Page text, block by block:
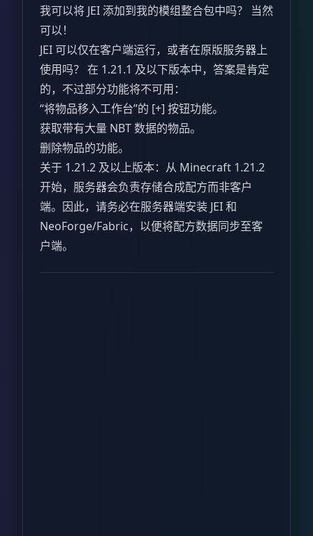
我可以将 JEI 添加到我的模组整合包中吗？ 当然
可以！
JEI 可以仅在客户端运行，或者在原版服务器上
使用吗？ 在 1.21.1 及以下版本中，答案是肯定
的，不过部分功能将不可用：
“将物品移入工作台”的 [+] 按钮功能。
获取带有大量 NBT 数据的物品。
删除物品的功能。
关于 1.21.2 及以上版本：从 Minecraft 1.21.2
开始，服务器会负责存储合成配方而非客户
端。因此，请务必在服务器端安装 JEI 和
NeoForge/Fabric，以便将配方数据同步至客
户端。